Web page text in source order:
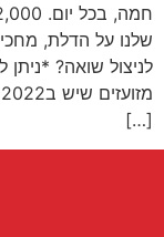
שלנו על הדלת,
לניצול שואה?
[…]